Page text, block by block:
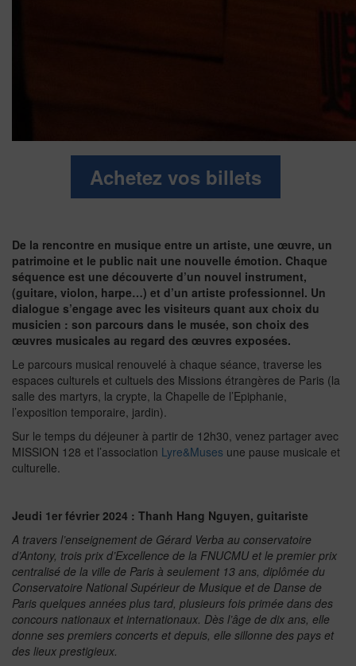
Achetez vos billets
De la rencontre en musique entre un artiste, une œuvre, un
patrimoine et le public nait une nouvelle émotion. Chaque
séquence est une découverte d’un nouvel instrument,
(guitare, violon, harpe…) et d’un artiste professionnel. Un
dialogue s’engage avec les visiteurs quant aux choix du
musicien : son parcours dans le musée, son choix des
œuvres musicales au regard des œuvres exposées.
Le parcours musical renouvelé à chaque séance, traverse les
espaces culturels et cultuels des Missions étrangères de Paris (la
salle des martyrs, la crypte, la Chapelle de l’Epiphanie,
l’exposition temporaire, jardin).
Sur le temps du déjeuner à partir de 12h30, venez partager avec
MISSION 128 et l’association Lyre&Muses une pause musicale et
culturelle.
Jeudi 1er février 2024 : Thanh Hang Nguyen, guitariste
A travers l’enseignement de Gérard Verba au conservatoire
d’Antony, trois prix d’Excellence de la FNUCMU et le premier prix
centralisé de la ville de Paris à seulement 13 ans, diplômée du
Conservatoire National Supérieur de Musique et de Danse de
Paris quelques années plus tard, plusieurs fois primée dans des
concours nationaux et internationaux. Dès l’âge de dix ans, elle
donne ses premiers concerts et depuis, elle sillonne des pays et
des lieux prestigieux.